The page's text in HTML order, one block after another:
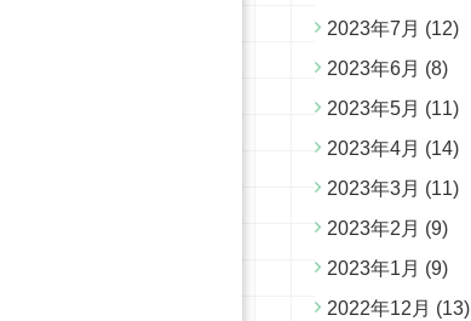
2023年7月 (12)
2023年6月 (8)
2023年5月 (11)
2023年4月 (14)
2023年3月 (11)
2023年2月 (9)
2023年1月 (9)
2022年12月 (13)